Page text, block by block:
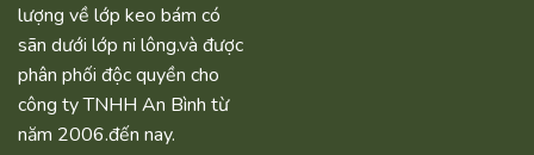
lượng về lớp keo bám có
sãn dưới lớp ni lông.và được
phân phối độc quyền cho
công ty TNHH An Bình từ
năm 2006.đến nay.